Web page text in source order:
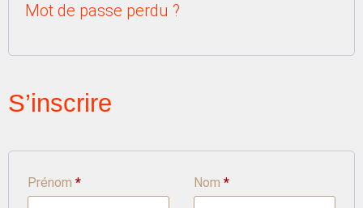
Mot de passe perdu ?
S’inscrire
Prénom * Nom *